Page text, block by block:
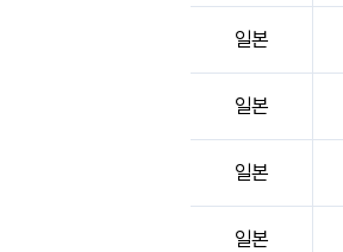
일본
일본
일본
일본